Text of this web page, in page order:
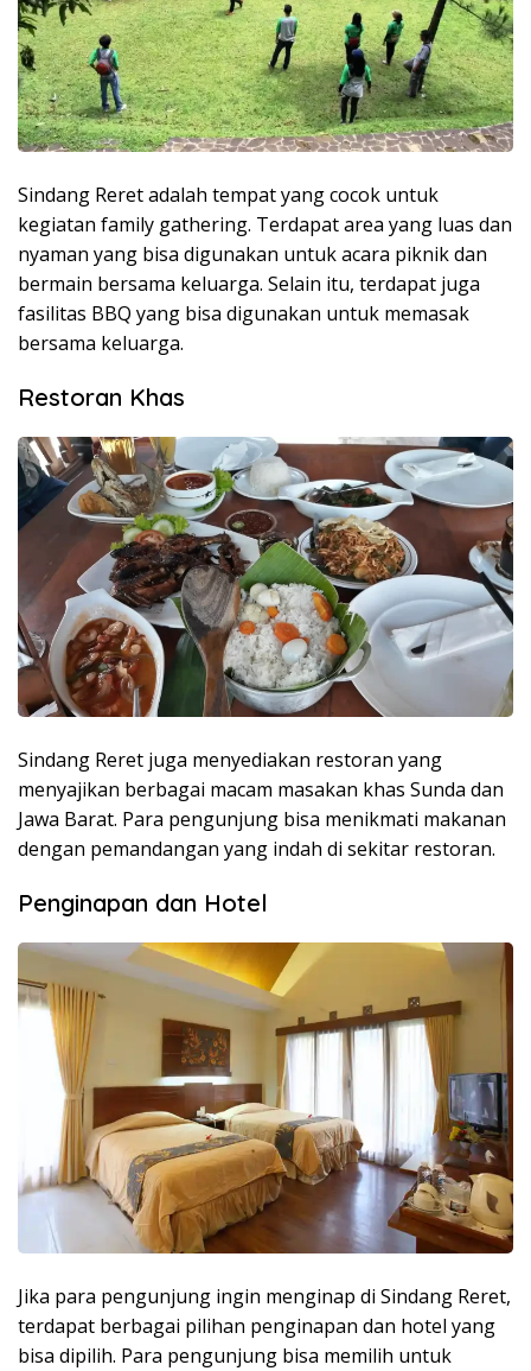
Sindang Reret adalah tempat yang cocok untuk
kegiatan family gathering. Terdapat area yang luas dan
nyaman yang bisa digunakan untuk acara piknik dan
bermain bersama keluarga. Selain itu, terdapat juga
fasilitas BBQ yang bisa digunakan untuk memasak
bersama keluarga.
Restoran Khas
Sindang Reret juga menyediakan restoran yang
menyajikan berbagai macam masakan khas Sunda dan
Jawa Barat. Para pengunjung bisa menikmati makanan
dengan pemandangan yang indah di sekitar restoran.
Penginapan dan Hotel
Jika para pengunjung ingin menginap di Sindang Reret,
terdapat berbagai pilihan penginapan dan hotel yang
bisa dipilih. Para pengunjung bisa memilih untuk